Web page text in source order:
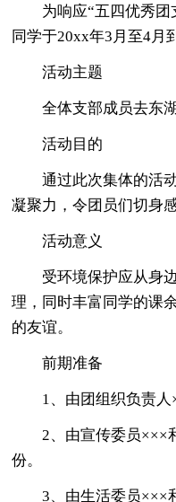
为响应“五四优秀
同学于20xx年3月至4月
活动主题
全体支部成员去东
活动目的
通过此次集体的活
凝聚力，令团员们切身感
活动意义
受环境保护应从身
理，同时丰富同学的课
的友谊。
前期准备
1、由团组织负责人
2、由宣传委员×××
份。
3、由生活委员×××